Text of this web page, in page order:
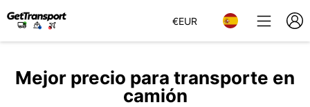
€EUR
Mejor precio para transporte en
camión